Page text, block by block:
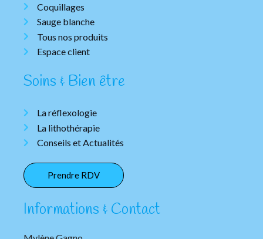
Coquillages
Sauge blanche
Tous nos produits
Espace client
Soins & Bien être
La réflexologie
La lithothérapie
Conseils et Actualités
Prendre RDV
Informations & Contact